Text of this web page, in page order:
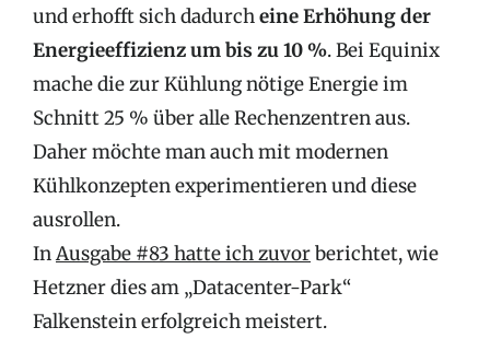
und erhofft sich dadurcheine Erhöhung der
Energieeffizienz um bis zu 10 %. Bei Equinix
mache die zur Kühlung nötige Energie im
Schnitt 25 % über alle Rechenzentren aus.
Daher möchte man auch mit modernen
Kühlkonzepten experimentieren und diese
ausrollen.
InAusgabe #83 hatte ich zuvorberichtet, wie
Hetzner dies am „Datacenter-Park“
Falkenstein erfolgreich meistert.